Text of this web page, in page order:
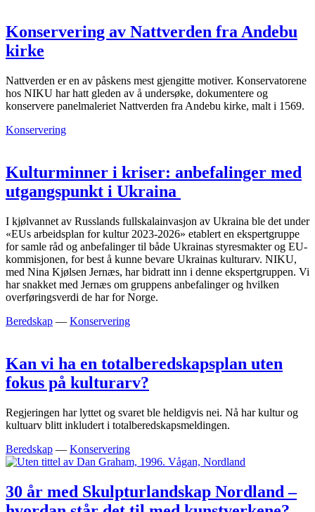
Konservering av Nattverden fra Andebu
kirke
Nattverden er en av påskens mest gjengitte motiver. Konservatorene
hos NIKU har hatt gleden av å undersøke, dokumentere og
konservere panelmaleriet Nattverden fra Andebu kirke, malt i 1569.
Konservering
Kulturminner i kriser: anbefalinger med
utgangspunkt i Ukraina
I kjølvannet av Russlands fullskalainvasjon av Ukraina ble det under
«EUs arbeidsplan for kultur 2023-2026» etablert en ekspertgruppe
for samle råd og anbefalinger til både Ukrainas styresmakter og EU-
kommisjonen, for best å kunne bevare Ukrainas kulturarv. NIKU,
med Nina Kjølsen Jernæs, har bidratt inn i denne ekspertgruppen. Vi
har snakket med Jernæs om gruppens anbefalinger og hvilken
overføringsverdi de har for Norge.
Beredskap — Konservering
Kan vi ha en totalberedskapsplan uten
fokus på kulturarv?
Regjeringen har lyttet og svaret ble heldigvis nei. Nå har kultur og
kultuarv blitt inkludert i totalberedskapsmeldingen.
Beredskap — Konservering
30 år med Skulpturlandskap Nordland –